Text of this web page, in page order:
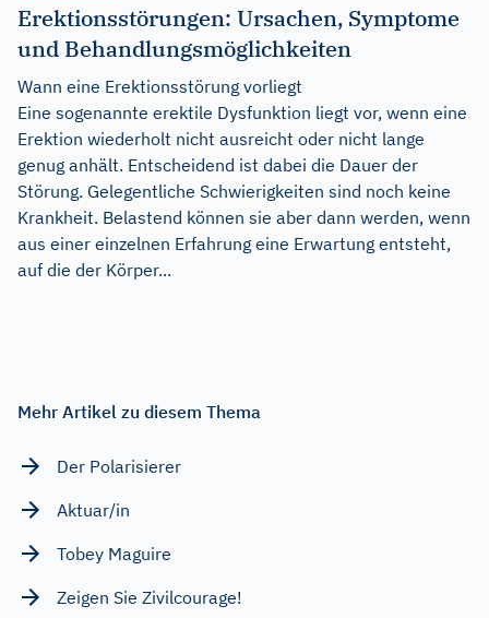
Erektionsstörungen: Ursachen, Symptome
und Behandlungsmöglichkeiten
Wann eine Erektionsstörung vorliegt
Eine sogenannte erektile Dysfunktion liegt vor, wenn eine
Erektion wiederholt nicht ausreicht oder nicht lange
genug anhält. Entscheidend ist dabei die Dauer der
Störung. Gelegentliche Schwierigkeiten sind noch keine
Krankheit. Belastend können sie aber dann werden, wenn
aus einer einzelnen Erfahrung eine Erwartung entsteht,
auf die der Körper...
Mehr Artikel zu diesem Thema
Der Polarisierer
Aktuar/in
Tobey Maguire
Zeigen Sie Zivilcourage!